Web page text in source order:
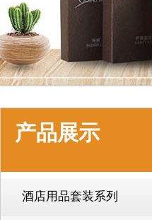
产品展示
酒店用品套装系列